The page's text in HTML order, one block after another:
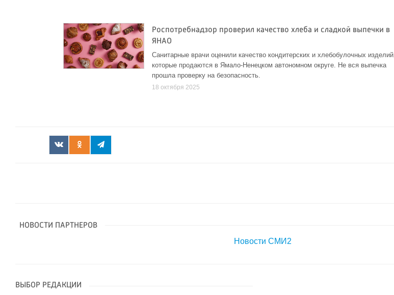
Роспотребнадзор проверил качество хлеба и сладкой выпечки в
ЯНАО
Санитарные врачи оценили качество кондитерских и хлебобулочных изделий,
которые продаются в Ямало-Ненецком автономном округе. Не вся выпечка
прошла проверку на безопасность.
18 октября 2025
НОВОСТИ ПАРТНЕРОВ
Новости СМИ2
ВЫБОР РЕДАКЦИИ